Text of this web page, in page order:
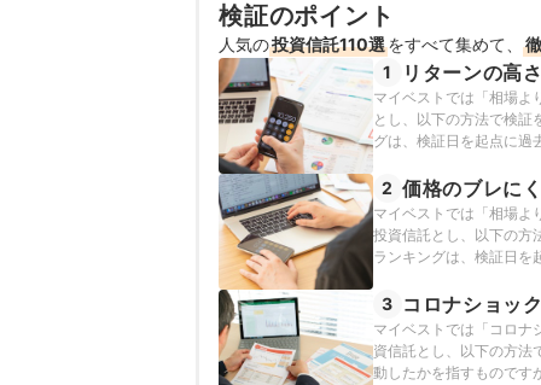
検証のポイント
人気の投資信託110選をすべて集めて、
1
リターンの高
マイベストでは「相場よ
とし、以下の方法で検証
グは、検証日を起点に過
2 価格のブレに
マイベストでは「相場よ
投資信託とし、以下の方
ランキングは、検証日を
3 コロナショッ
マイベストでは「コロナ
資信託とし、以下の方法
動したかを指すものです